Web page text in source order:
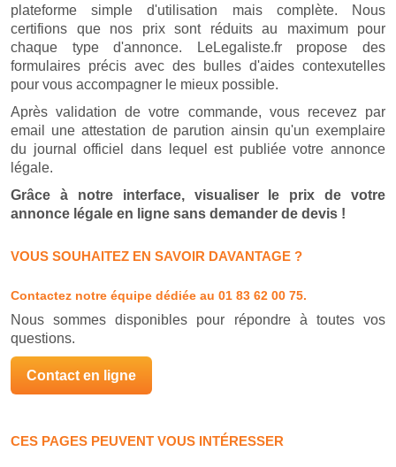
plateforme simple d'utilisation mais complète. Nous
certifions que nos prix sont réduits au maximum pour
chaque type d'annonce. LeLegaliste.fr propose des
formulaires précis avec des bulles d'aides contexutelles
pour vous accompagner le mieux possible.
Après validation de votre commande, vous recevez par
email une attestation de parution ainsin qu'un exemplaire
du journal officiel dans lequel est publiée votre annonce
légale.
Grâce à notre interface, visualiser le prix de votre
annonce légale en ligne sans demander de devis !
VOUS SOUHAITEZ EN SAVOIR DAVANTAGE ?
Contactez notre équipe dédiée au 01 83 62 00 75.
Nous sommes disponibles pour répondre à toutes vos
questions.
Contact en ligne
CES PAGES PEUVENT VOUS INTÉRESSER